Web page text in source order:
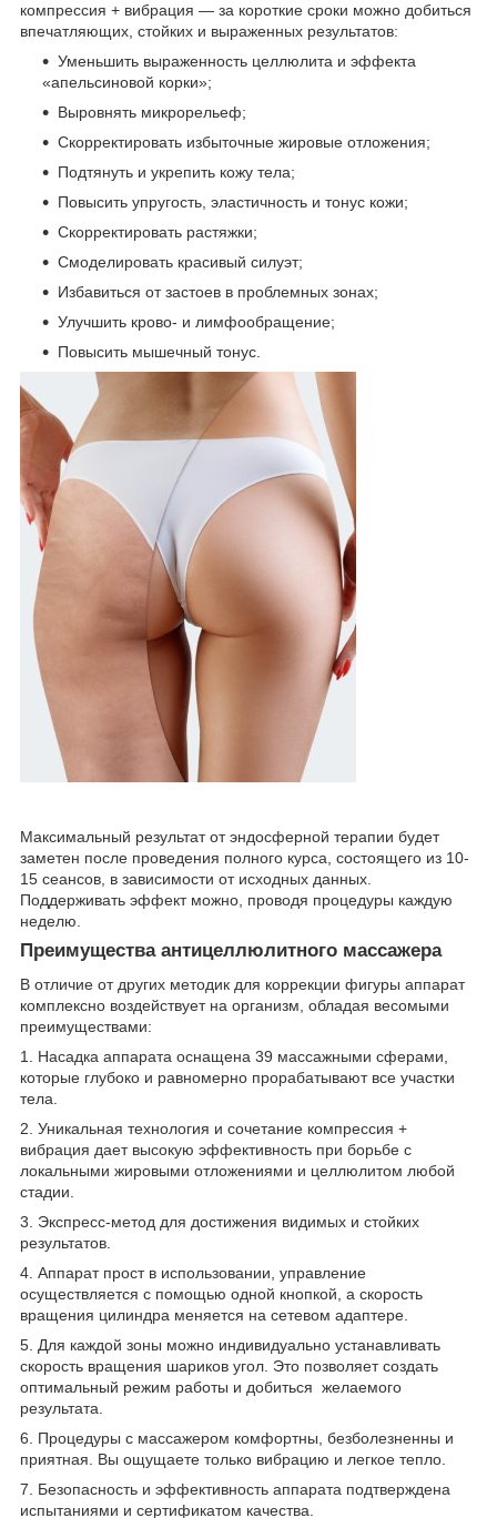
компрессия + вибрация — за короткие сроки можно добиться
впечатляющих, стойких и выраженных результатов:
Уменьшить выраженность целлюлита и эффекта
«апельсиновой корки»;
Выровнять микрорельеф;
Скорректировать избыточные жировые отложения;
Подтянуть и укрепить кожу тела;
Повысить упругость, эластичность и тонус кожи;
Скорректировать растяжки;
Смоделировать красивый силуэт;
Избавиться от застоев в проблемных зонах;
Улучшить крово- и лимфообращение;
Повысить мышечный тонус.
Максимальный результат от эндосферной терапии будет
заметен после проведения полного курса, состоящего из 10-
15 сеансов, в зависимости от исходных данных.
Поддерживать эффект можно, проводя процедуры каждую
неделю.
Преимущества антицеллюлитного массажера
В отличие от других методик для коррекции фигуры аппарат
комплексно воздействует на организм, обладая весомыми
преимуществами:
1. Насадка аппарата оснащена 39 массажными сферами,
которые глубоко и равномерно прорабатывают все участки
тела.
2. Уникальная технология и сочетание компрессия +
вибрация дает высокую эффективность при борьбе с
локальными жировыми отложениями и целлюлитом любой
стадии.
3. Экспресс-метод для достижения видимых и стойких
результатов.
4. Аппарат прост в использовании, управление
осуществляется с помощью одной кнопкой, а скорость
вращения цилиндра меняется на сетевом адаптере.
5. Для каждой зоны можно индивидуально устанавливать
скорость вращения шариков угол. Это позволяет создать
оптимальный режим работы и добиться желаемого
результата.
6. Процедуры с массажером комфортны, безболезненны и
приятная. Вы ощущаете только вибрацию и легкое тепло.
7. Безопасность и эффективность аппарата подтверждена
испытаниями и сертификатом качества.